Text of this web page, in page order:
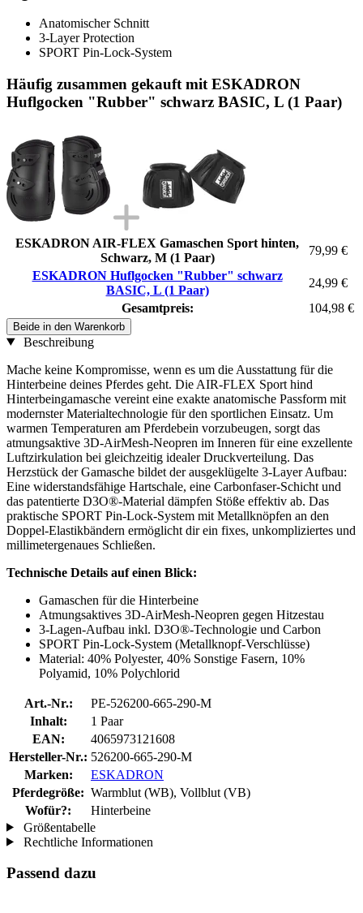
Anatomischer Schnitt
3-Layer Protection
SPORT Pin-Lock-System
Häufig zusammen gekauft mit ESKADRON
Huflgocken "Rubber" schwarz BASIC, L (1 Paar)
ESKADRON AIR-FLEX Gamaschen Sport hinten,
Schwarz, M (1 Paar)
79,99 €
ESKADRON Huflgocken "Rubber" schwarz
BASIC, L (1 Paar)
24,99 €
Gesamtpreis:
104,98 €
Beide in den Warenkorb
Beschreibung
Mache keine Kompromisse, wenn es um die Ausstattung für die
Hinterbeine deines Pferdes geht. Die AIR-FLEX Sport hind
Hinterbeingamasche vereint eine exakte anatomische Passform mit
modernster Materialtechnologie für den sportlichen Einsatz. Um
warmen Temperaturen am Pferdebein vorzubeugen, sorgt das
atmungsaktive 3D-AirMesh-Neopren im Inneren für eine exzellente
Luftzirkulation bei gleichzeitig idealer Druckverteilung. Das
Herzstück der Gamasche bildet der ausgeklügelte 3-Layer Aufbau:
Eine widerstandsfähige Hartschale, eine Carbonfaser-Schicht und
das patentierte D3O®-Material dämpfen Stöße effektiv ab. Das
praktische SPORT Pin-Lock-System mit Metallknöpfen an den
Doppel-Elastikbändern ermöglicht dir ein fixes, unkompliziertes und
millimetergenaues Schließen.
Technische Details auf einen Blick:
Gamaschen für die Hinterbeine
Atmungsaktives 3D-AirMesh-Neopren gegen Hitzestau
3-Lagen-Aufbau inkl. D3O®-Technologie und Carbon
SPORT Pin-Lock-System (Metallknopf-Verschlüsse)
Material: 40% Polyester, 40% Sonstige Fasern, 10%
Polyamid, 10% Polychlorid
Art.-Nr.:
PE-526200-665-290-M
Inhalt:
1 Paar
EAN:
4065973121608
Hersteller-Nr.: 526200-665-290-M
Marken:
ESKADRON
Pferdegröße: Warmblut (WB), Vollblut (VB)
Wofür?:
Hinterbeine
Größentabelle
Rechtliche Informationen
Passend dazu